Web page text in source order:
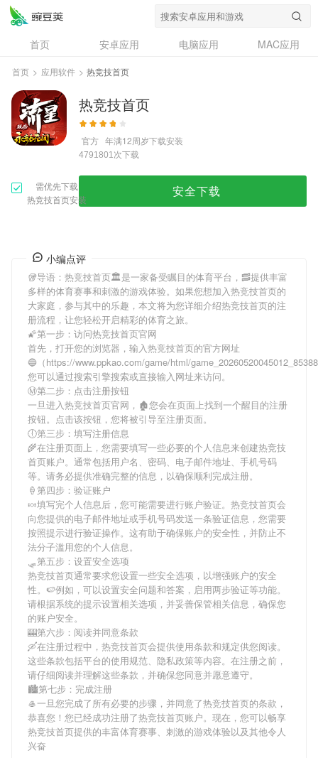
首页 安卓应用 电脑应用
MAC应用
资讯
专题
问答
首页 > 应用软件 > 热竞技首页
热竞技首页
官方 年满12周岁下载安装
4791801次下载
需优先下载
热竞技首页安装
安全下载
小编点评
🥡导语： 热竞技首页🏛是一家备受瞩目的体育平台，🥓提供丰富
多样的体育赛事和刺激的游戏体验。如果您想加入热竞技首页的
大家庭，参与其中的乐趣，本文将为您详细介绍热竞技首页的注
册流程，让您轻松开启精彩的体育之旅。
🌠第一步：访问热竞技首页官网
首先，打开您的浏览器，输入热竞技首页的官方网址
🔵（https://www.ppkao.com/game/html/
您可以通过搜索引擎搜索或直接输入网址来访问。
Ⓜ第二步：点击注册按钮
一旦进入热竞技首页官网，🏚您会在页面上找到一个醒目的注册
按钮。点击该按钮，您将被引导至注册页面。
🕕第三步：填写注册信息
🌾在注册页面上，您需要填写一些必要的个人信息来创建热竞技
首页账户。通常包括用户名、密码、电子邮件地址、手机号码
等。请务必提供准确完整的信息，以确保顺利完成注册。
🍦第四步：验证账户
🍬填写完个人信息后，您可能需要进行账户验证。 热竞技首页会
向您提供的电子邮件地址或手机号码发送一条验证信息，您需要
按照提示进行验证操作。这有助于确保账户的安全性，并防止不
法分子滥用您的个人信息。
🛷第五步：设置安全选项
热竞技首页通常要求您设置一些安全选项，以增强账户的安全
性。🍉例如，可以设置安全问题和答案，启用两步验证等功能。
请根据系统的提示设置相关选项，并妥善保管相关信息，确保您
的账户安全。
🎰第六步：阅读并同意条款
🛶在注册过程中， 热竞技首页会提供使用条款和规定供您阅读。
这些条款包括平台的使用规范、隐私政策等内容。在注册之前，
请仔细阅读并理解这些条款，并确保您同意并愿意遵守。
🏙第七步：完成注册
🥌一旦您完成了所有必要的步骤，并同意了热竞技首页的条款，
恭喜您！您已经成功注册了热竞技首页账户。现在，您可以畅享
热竞技首页提供的丰富体育赛事、刺激的游戏体验以及其他令人
兴奋